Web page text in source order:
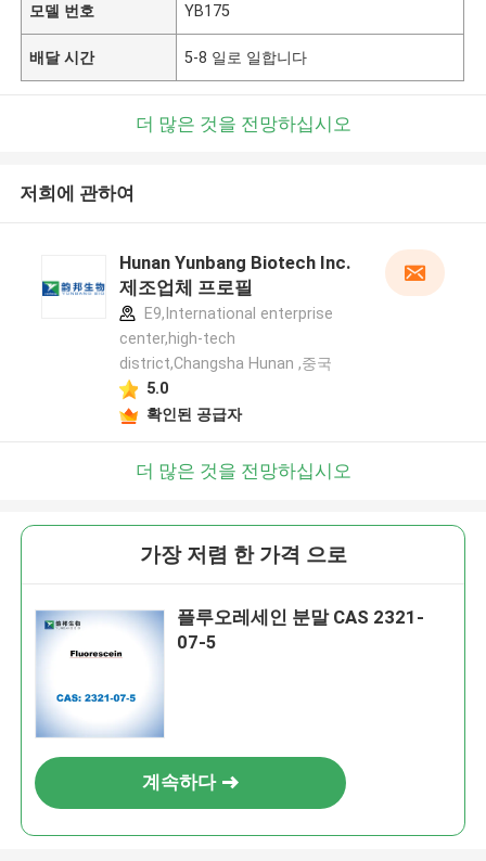
모델 번호 YB175
배달 시간 5-8 일로 일합니다
더 많은 것을 전망하십시오
저희에 관하여
Hunan Yunbang Biotech Inc.
제조업체 프로필
E9,International enterprise
center,high-tech
district,Changsha Hunan ,중국
5.0
확인된 공급자
더 많은 것을 전망하십시오
가장 저렴 한 가격 으로
플루오레세인 분말 CAS 2321-
07-5
계속하다